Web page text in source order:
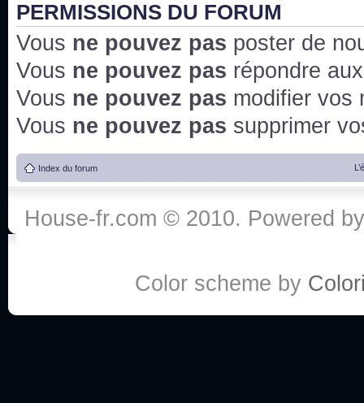
PERMISSIONS DU FORUM
Vous ne pouvez pas poster de
Vous ne pouvez pas répondre
Vous ne pouvez pas modifier vos
Vous ne pouvez pas supprimer
Index du forum
House-fr.com © 2010. Powered
Color scheme by